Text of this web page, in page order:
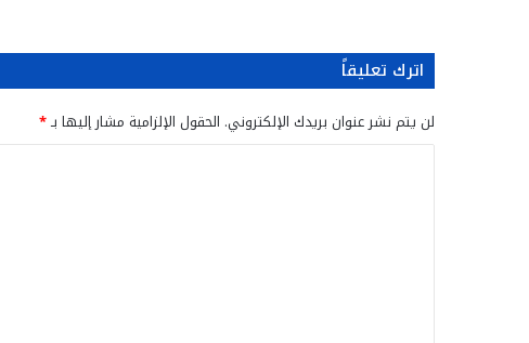
اترك تعليقاً
لن يتم نشر عنوان بريدك الإلكتروني. الحقول الإلزامية مشار إليها بـ*